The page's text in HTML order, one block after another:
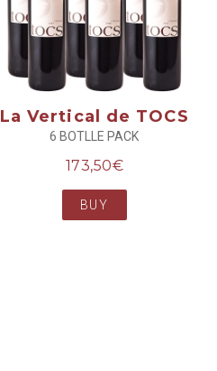
La Vertical de TOCS
6 BOTLLE PACK
173,50€
BUY